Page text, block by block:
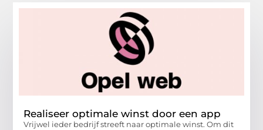
Realiseer optimale winst door een app
Vrijwel ieder bedrijf streeft naar optimale winst. Om dit